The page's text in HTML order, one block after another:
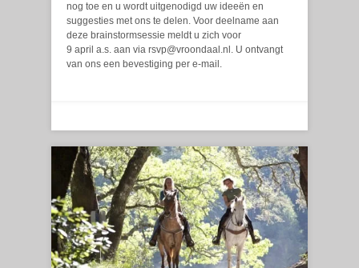
nog toe en u wordt uitgenodigd uw ideeën en
suggesties met ons te delen. Voor deelname aan
deze brainstormsessie meldt u zich voor
9 april a.s. aan via rsvp@vroondaal.nl. U ontvangt
van ons een bevestiging per e-mail.